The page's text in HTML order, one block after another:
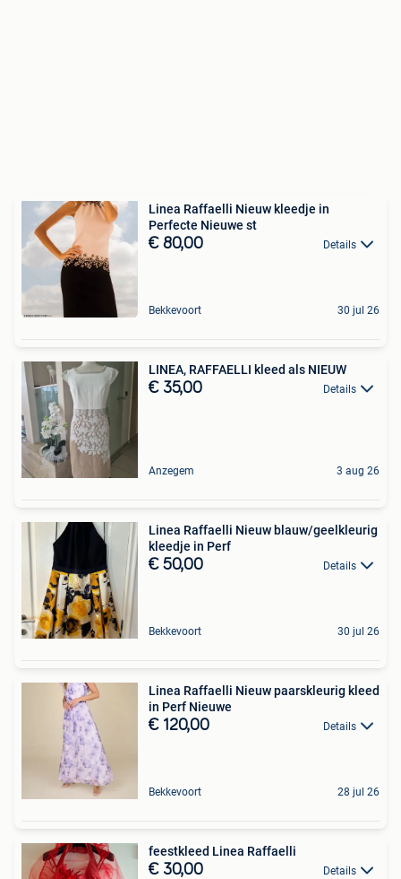
Linea Raffaelli Nieuw kleedje in
Perfecte Nieuwe st
€ 80,00 Details
Bekkevoort 30 jul 26
LINEA, RAFFAELLI kleed als NIEUW
€ 35,00 Details
Anzegem 3 aug 26
Linea Raffaelli Nieuw blauw/geelkleurig
kleedje in Perf
€ 50,00 Details
Bekkevoort 30 jul 26
Linea Raffaelli Nieuw paarskleurig kleed
in Perf Nieuwe
€ 120,00 Details
Bekkevoort 28 jul 26
feestkleed Linea Raffaelli
€ 30,00 Details